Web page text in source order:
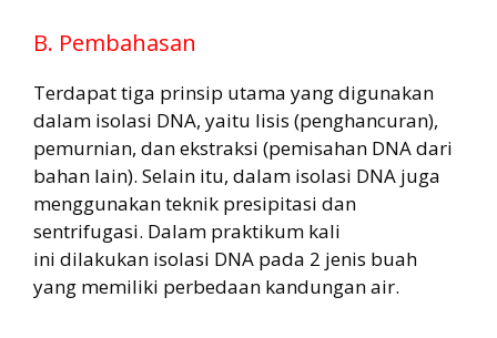
B. Pembahasan
Terdapat tiga prinsip utama yang digunakan
dalam isolasi DNA, yaitu lisis (penghancuran),
pemurnian, dan ekstraksi (pemisahan DNA dari
bahan lain). Selain itu, dalam isolasi DNA juga
menggunakan teknik presipitasi dan
sentrifugasi. Dalam praktikum kali
ini dilakukan isolasi DNA pada 2 jenis buah
yang memiliki perbedaan kandungan air.